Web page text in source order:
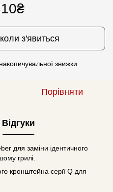
з'явиться
знижки
Порівняти
Відгуки
для заміни ідентичного
грилі.
кронштейна серії Q для